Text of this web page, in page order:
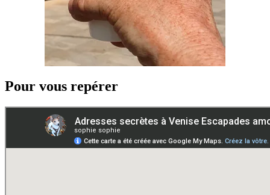
Pour vous repérer